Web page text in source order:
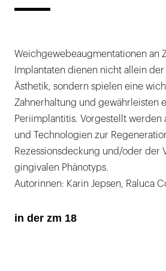
Weichgewebeaugmentationen an
Implantaten dienen nicht allein
Ästhetik, sondern spielen eine
Zahnerhaltung und gewährleisten
Periimplantitis. Vorgestellt werden
und Technologien zur
Rezessionsdeckung und/oder der
gingivalen Phänotyps.
Autorinnen: Karin Jepsen, Raluca
in der zm 18